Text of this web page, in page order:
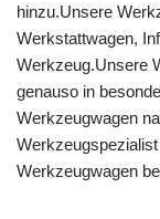
hinzu.Unsere
Werkstattwagen,
Werkzeug.Unsere
genauso in
Werkzeugwagen
Werkzeugwagen